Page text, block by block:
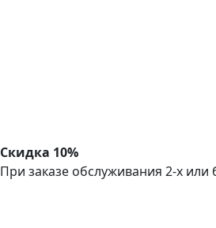
Скидка 10%
При заказе обслуживания 2-х или